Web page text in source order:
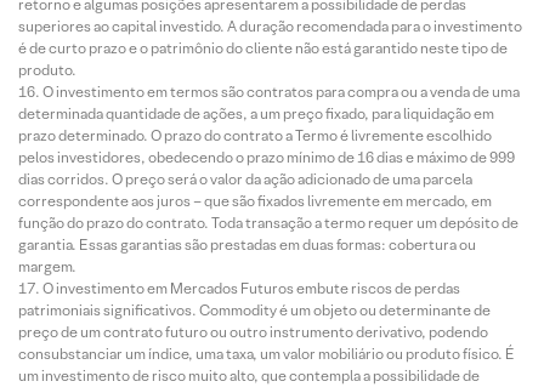
retorno e algumas posições apresentarem a possibilidade de perdas
superiores ao capital investido. A duração recomendada para o investimento
é de curto prazo e o patrimônio do cliente não está garantido neste tipo de
produto.
O investimento em termos são contratos para compra ou a venda de uma
determinada quantidade de ações, a um preço fixado, para liquidação em
prazo determinado. O prazo do contrato a Termo é livremente escolhido
pelos investidores, obedecendo o prazo mínimo de 16 dias e máximo de 999
dias corridos. O preço será o valor da ação adicionado de uma parcela
correspondente aos juros – que são fixados livremente em mercado, em
função do prazo do contrato. Toda transação a termo requer um depósito de
garantia. Essas garantias são prestadas em duas formas: cobertura ou
margem.
O investimento em Mercados Futuros embute riscos de perdas
patrimoniais significativos. Commodity é um objeto ou determinante de
preço de um contrato futuro ou outro instrumento derivativo, podendo
consubstanciar um índice, uma taxa, um valor mobiliário ou produto físico. É
um investimento de risco muito alto, que contempla a possibilidade de